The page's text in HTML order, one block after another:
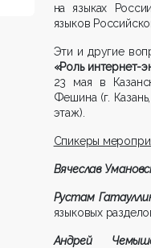
на языках
языков
Эти и другие
«Роль интернет-
23 мая в
Фешина (г.
этаж).
Спикеры
Вячеслав
Рустам
языковых
Андрей